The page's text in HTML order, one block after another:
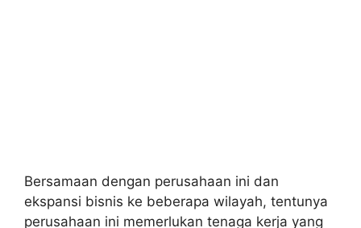
Bersamaan dengan perusahaan ini dan
ekspansi bisnis ke beberapa wilayah, tentunya
perusahaan ini memerlukan tenaga kerja yang